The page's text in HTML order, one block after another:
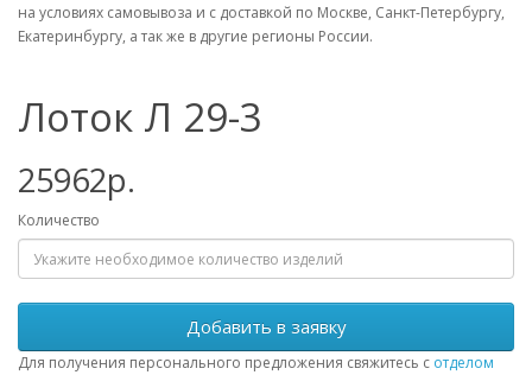
на условиях самовывоза и с доставкой по Москве, Санкт-Петербургу,
Екатеринбургу, а так же в другие регионы России.
Лоток Л 29-3
25962р.
Количество
Добавить в заявку
Для получения персонального предложения свяжитесь с отделом